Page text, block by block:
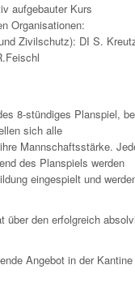
aufgebauter Kurs
Organisationen:
Zivilschutz): DI S.
8-stündiges Planspiel,
sich alle
Mannschaftsstärke.
des Planspiels werden
eingespielt und
über den erfolgreich
Angebot in der Kantine